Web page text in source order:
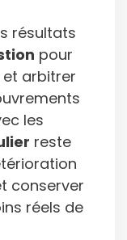
résultats
pour
arbitrer
les
reste
conserver
réels de